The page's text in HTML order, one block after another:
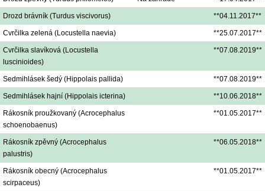
Drozd brávník (Turdus viscivorus) **04.11.2017**
Cvrčilka zelená (Locustella naevia) **25.07.2017**
Cvrčilka slavíková (Locustella
luscinioides)
**07.08.2019**
Sedmihlásek šedý (Hippolais pallida) **07.08.2019**
Sedmihlásek hajní (Hippolais icterina) **10.06.2018**
Rákosník proužkovaný (Acrocephalus
schoenobaenus)
**01.05.2017**
Rákosník zpěvný (Acrocephalus
palustris)
**06.05.2018**
Rákosník obecný (Acrocephalus
scirpaceus)
**01.05.2017**